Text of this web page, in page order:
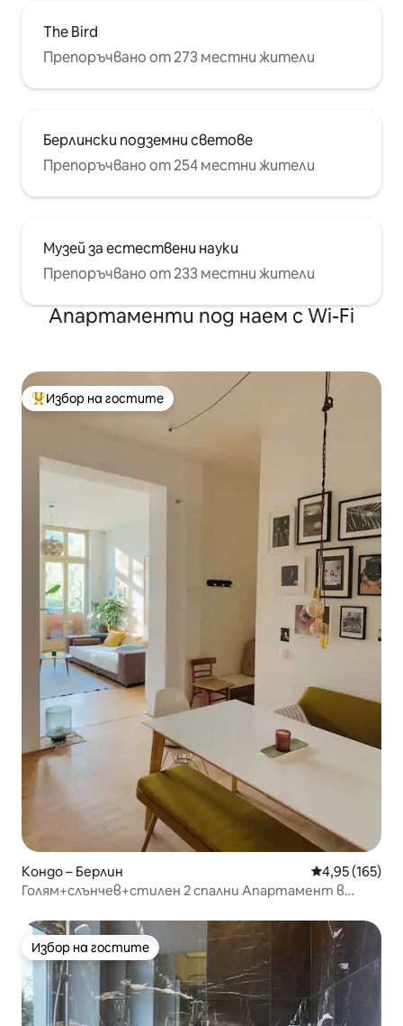
The Bird
Препоръчвано от 273 местни жители
Берлински подземни светове
Препоръчвано от 254 местни жители
Музей за естествени науки
Препоръчвано от 233 местни жители
Апартаменти под наем с Wi-Fi
Най-популярен избор на гостите
Избор на гостите
Кондо – Берлин Средна
4,95 (165)
Голям+слънчев+стилен 2 спални Апартамент в
Избор на гостите
Избор на гостите